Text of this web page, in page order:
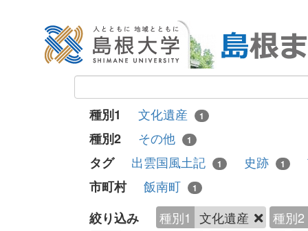
種別1 文化遺産 1
種別2 その他 1
タグ 出雲国風土記 1 史跡 1
市町村
飯南町 1
絞り込み 種別1 文化遺産
種別2